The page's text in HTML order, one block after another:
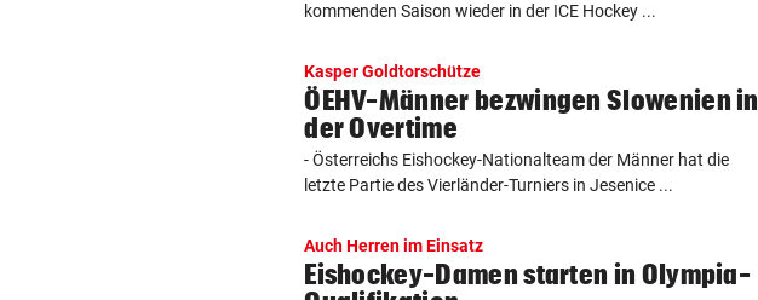
kommenden Saison wieder in der ICE Hockey ...
Kasper Goldtorschütze
ÖEHV-Männer bezwingen Slowenien in
der Overtime
- Österreichs Eishockey-Nationalteam der Männer hat die
letzte Partie des Vierländer-Turniers in Jesenice ...
Auch Herren im Einsatz
Eishockey-Damen starten in Olympia-